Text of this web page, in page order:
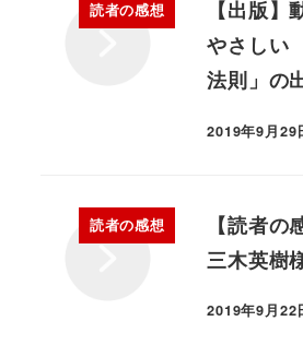
読者の感想
【出版】
やさしい
法則」の
2019年9月29
読者の感想
【読者
三木英樹
2019年9月22